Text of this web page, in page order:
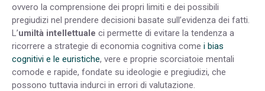
ovvero la comprensione dei propri limiti e dei possibili
pregiudizi nel prendere decisioni basate sull’evidenza dei fatti.
L’umiltà intellettuale ci permette di evitare la tendenza a
ricorrere a strategie di economia cognitiva come i bias
cognitivi e le euristiche, vere e proprie scorciatoie mentali
comode e rapide, fondate su ideologie e pregiudizi, che
possono tuttavia indurci in errori di valutazione.